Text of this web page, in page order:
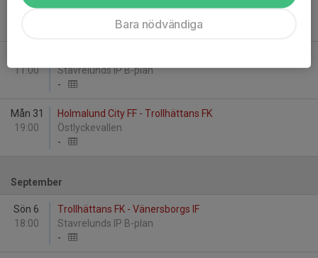
11:00
Stavrelunds IP B-plan
-
Mån 31
19:00
Holmalund City FF - Trollhättans FK
Östlyckevallen
-
September
Sön 6
18:00
Trollhättans FK - Vänersborgs IF
Stavrelunds IP B-plan
-
Bara nödvändiga